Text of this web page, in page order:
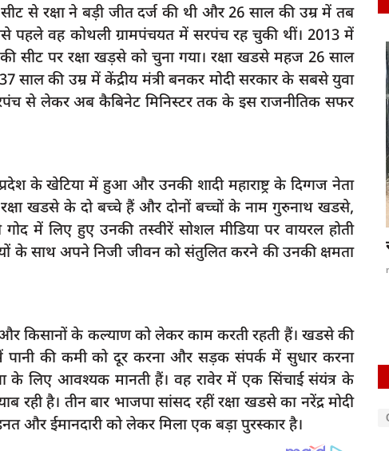
से रक्षा ने बड़ी जीत दर्ज की थी और 26 साल की उम्र में तब
पहले वह कोथली ग्रामपंचयत में सरपंच रह चुकी थीं। 2013 में
सीट पर रक्षा खड़से को चुना गया। रक्षा खडसे महज 26 साल
साल की उम्र में केंद्रीय मंत्री बनकर मोदी सरकार के सबसे युवा
से लेकर अब कैबिनेट मिनिस्टर तक के इस राजनीतिक सफर
के खेटिया में हुआ और उनकी शादी महाराष्ट्र के दिग्गज नेता
खडसे के दो बच्चे हैं और दोनों बच्चों के नाम गुरुनाथ खडसे,
में लिए हुए उनकी तस्वीरें सोशल मीडिया पर वायरल होती
के साथ अपने निजी जीवन को संतुलित करने की उनकी क्षमता
और किसानों के कल्याण को लेकर काम करती रहती हैं। खडसे की
पानी की कमी को दूर करना और सड़क संपर्क में सुधार करना
के लिए आवश्यक मानती हैं। वह रावेर में एक सिंचाई संयंत्र के
रही है। तीन बार भाजपा सांसद रहीं रक्षा खडसे का नरेंद्र मोदी
और ईमानदारी को लेकर मिला एक बड़ा पुरस्कार है।
केंद्र पर आम
latest
रायबरेली-साहब हमार ट्रक चोरी हो गवा,,,,,,,,?